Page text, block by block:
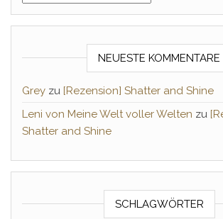
NEUESTE KOMMENTARE
Grey zu [Rezension] Shatter and Shine
Leni von Meine Welt voller Welten zu
Shatter and Shine
SCHLAGWÖRTER